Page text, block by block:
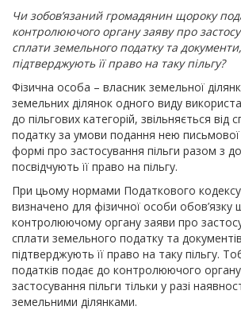
Чи зобов’язаний громадянин щороку
контролюючого органу заяву про
сплати земельного податку та
підтверджують її право на таку пільгу?
Фізична особа – власник земельної
земельних ділянок одного виду
до пільгових категорій, звільняється від
податку за умови подання нею письмової
формі про застосування пільги разом з
посвідчують її право на пільгу.
При цьому нормами Податкового кодексу
визначено для фізичної особи обов’язку
контролюючому органу заяви про
сплати земельного податку та
підтверджують її право на таку пільгу.
податків подає до контролюючого
застосування пільги тільки у разі
земельними ділянками.